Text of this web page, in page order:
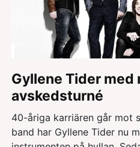
Gyllene Tider med
avskedsturné
40-åriga karriären går mot
band har Gyllene Tider nu